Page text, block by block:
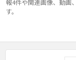
報4件や関連画像、動画
す。